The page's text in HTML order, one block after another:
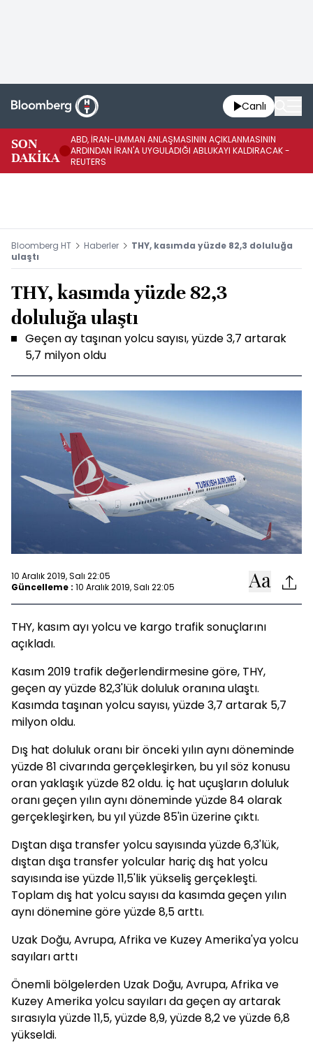
Canlı
SON
DAKİKA
ABD, İRAN-UMMAN ANLAŞMASININ AÇIKLANMASININ
ARDINDAN İRAN'A UYGULADIĞI ABLUKAYI KALDIRACAK -
REUTERS
Bloomberg HT Haberler
THY, kasımda yüzde 82,3 doluluğa
ulaştı
THY, kasımda yüzde 82,3
doluluğa ulaştı
Geçen ay taşınan yolcu sayısı, yüzde 3,7 artarak
5,7 milyon oldu
10 Aralık 2019, Salı 22:05
Güncelleme : 10 Aralık 2019, Salı 22:05
THY, kasım ayı yolcu ve kargo trafik sonuçlarını
açıkladı.
Kasım 2019 trafik değerlendirmesine göre, THY,
geçen ay yüzde 82,3'lük doluluk oranına ulaştı.
Kasımda taşınan yolcu sayısı, yüzde 3,7 artarak 5,7
milyon oldu.
Dış hat doluluk oranı bir önceki yılın aynı döneminde
yüzde 81 civarında gerçekleşirken, bu yıl söz konusu
oran yaklaşık yüzde 82 oldu. İç hat uçuşların doluluk
oranı geçen yılın aynı döneminde yüzde 84 olarak
gerçekleşirken, bu yıl yüzde 85'in üzerine çıktı.
Dıştan dışa transfer yolcu sayısında yüzde 6,3'lük,
dıştan dışa transfer yolcular hariç dış hat yolcu
sayısında ise yüzde 11,5'lik yükseliş gerçekleşti.
Toplam dış hat yolcu sayısı da kasımda geçen yılın
aynı dönemine göre yüzde 8,5 arttı.
Uzak Doğu, Avrupa, Afrika ve Kuzey Amerika'ya yolcu
sayıları arttı
Önemli bölgelerden Uzak Doğu, Avrupa, Afrika ve
Kuzey Amerika yolcu sayıları da geçen ay artarak
sırasıyla yüzde 11,5, yüzde 8,9, yüzde 8,2 ve yüzde 6,8
yükseldi.